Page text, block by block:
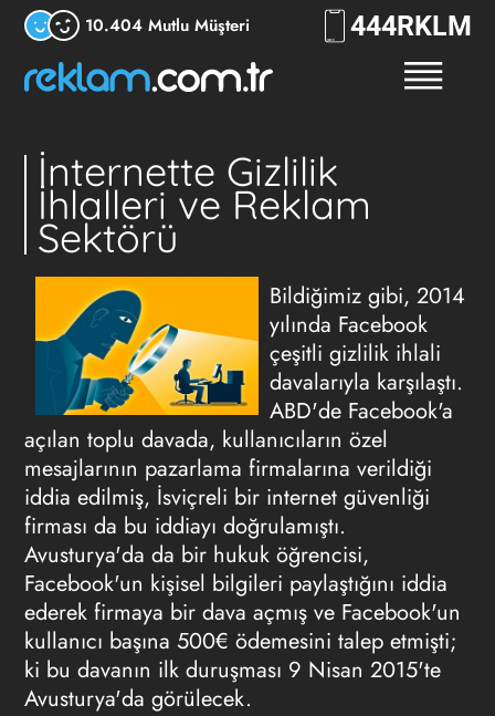
10.404 Mutlu Müşteri 444RKLM
İnternette Gizlilik
İhlalleri ve Reklam
Sektörü
Bildiğimiz gibi, 2014
yılında Facebook
çeşitli gizlilik ihlali
davalarıyla karşılaştı.
ABD'de Facebook'a
açılan toplu davada, kullanıcıların özel
mesajlarının pazarlama firmalarına verildiği
iddia edilmiş, İsviçreli bir internet güvenliği
firması da bu iddiayı doğrulamıştı.
Avusturya'da da bir hukuk öğrencisi,
Facebook'un kişisel bilgileri paylaştığını iddia
ederek firmaya bir dava açmış ve Facebook'un
kullanıcı başına 500€ ödemesini talep etmişti;
ki bu davanın ilk duruşması 9 Nisan 2015'te
Avusturya'da görülecek.